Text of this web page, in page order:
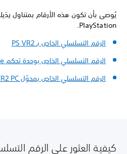
يُوصى بأن تكون هذه الأرقام بمتناول
PlayStation.
الرقم التسلسلي الخاص بـ PS VR2
الرقم التسلسلي الخاص بوحدة تحكم PS VR2 Sense
الرقم التسلسلي الخاص بمحوّل PS VR2 PC